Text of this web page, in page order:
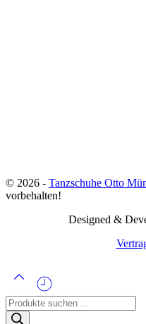
© 2026 - Tanzschuhe Otto
vorbehalten!
Designed &
Products
search